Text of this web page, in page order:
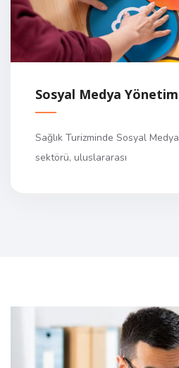
Sosyal Medya
Sağlık Turizminde Sosyal
sektörü, uluslararası